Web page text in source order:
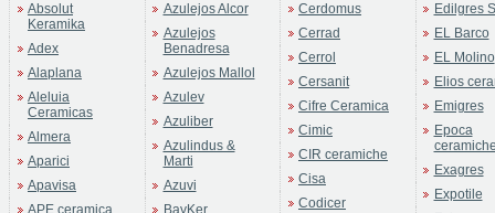
Absolut
Keramika
Adex
Alaplana
Aleluia
Ceramicas
Almera
Aparici
Apavisa
APE ceramica
Azulejos Alcor
Azulejos
Benadresa
Azulejos Mallol
Azulev
Azuliber
Azulindus &
Marti
Azuvi
BayKer
Cerdomus
Cerrad
Cerrol
Cersanit
Cifre Ceramica
Cimic
CIR ceramiche
Cisa
Codicer
Edilgres
EL Barco
EL Molino
Elios
Emigres
Epoca
Exagres
Expotile